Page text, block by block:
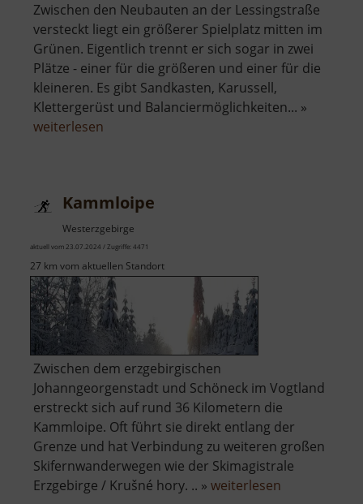
Zwischen den Neubauten an der Lessingstraße
versteckt liegt ein größerer Spielplatz mitten im
Grünen. Eigentlich trennt er sich sogar in zwei
Plätze - einer für die größeren und einer für die
kleineren. Es gibt Sandkasten, Karussell,
Klettergerüst und Balanciermöglichkeiten... »
weiterlesen
Lessingstraße
Kammloipe
Westerzgebirge
aktuell vom 23.07.2024 / Zugriffe: 4471
27 km vom aktuellen Standort
Zwischen dem erzgebirgischen
Johanngeorgenstadt und Schöneck im Vogtland
erstreckt sich auf rund 36 Kilometern die
Kammloipe. Oft führt sie direkt entlang der
Grenze und hat Verbindung zu weiteren großen
Skifernwanderwegen wie der Skimagistrale
Erzgebirge / Krušné hory. .. » weiterlesen